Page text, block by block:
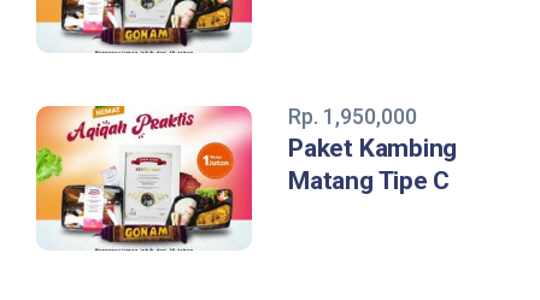
Rp. 1,950,000
Paket Kambing
Matang Tipe C